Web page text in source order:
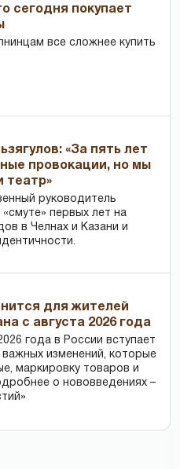
сегодня покупает
все сложнее купить
«За пять лет
провокации, но мы
театр»
руководитель
первых лет на
в Челнах и Казани и
для жителей
с августа 2026 года
года в России вступает
важных изменений, которые
маркировку товаров и
о нововведениях –